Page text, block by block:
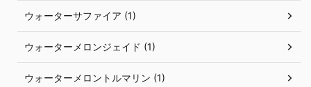
ウォーターサファイア (1)
ウォーターメロンジェイド (1)
ウォーターメロントルマリン (1)